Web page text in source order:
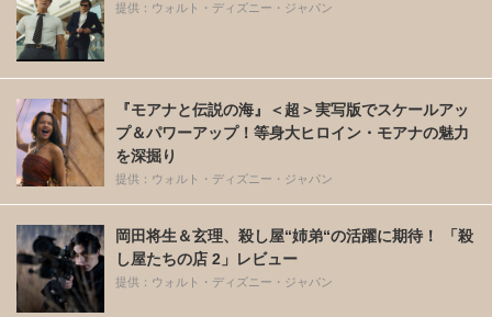
提供：ウォルト・ディズニー・ジャパン
『モアナと伝説の海』＜超＞実写版でスケールアッ
プ＆パワーアップ！等身大ヒロイン・モアナの魅力
を深掘り
提供：ウォルト・ディズニー・ジャパン
岡田将生＆玄理、殺し屋“姉弟“の活躍に期待！ 「殺
し屋たちの店 2」レビュー
提供：ウォルト・ディズニー・ジャパン